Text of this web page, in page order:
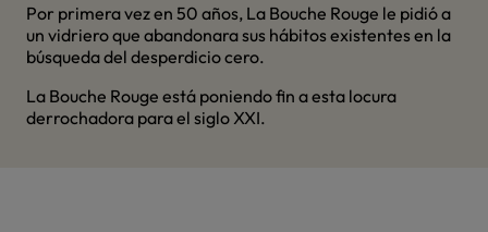
Por primera vez en 50 años, La Bouche Rouge le pidió a
un vidriero que abandonara sus hábitos existentes en la
búsqueda del desperdicio cero.
La Bouche Rouge está poniendo fin a esta locura
derrochadora para el siglo XXI.